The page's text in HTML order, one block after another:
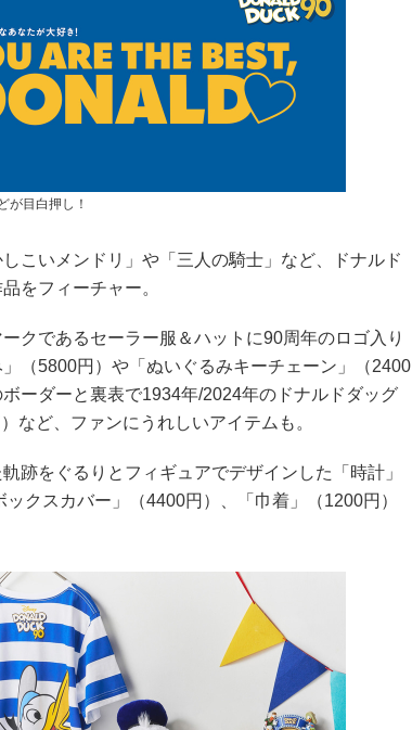
が目白押し！
こいメンドリ」や「三人の騎士」など、ドナルド
をフィーチャー。
クであるセーラー服＆ハットに90周年のロゴ入り
（5800円）や「ぬいぐるみキーチェーン」（2400
ーダーと裏表で1934年/2024年のドナルドダッグ
など、ファンにうれしいアイテムも。
跡をぐるりとフィギュアでデザインした「時計」
ックスカバー」（4400円）、「巾着」（1200円）